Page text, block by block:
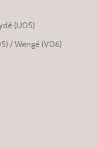
(U05)
/ Wengé (V06)